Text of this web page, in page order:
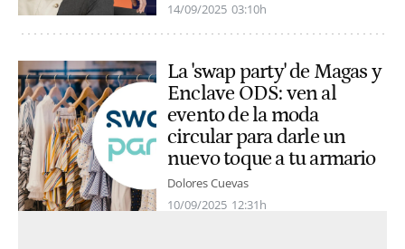
14/09/2025 03:10h
La 'swap party' de Magas y
Enclave ODS: ven al
evento de la moda
circular para darle un
nuevo toque a tu armario
Dolores Cuevas
10/09/2025 12:31h